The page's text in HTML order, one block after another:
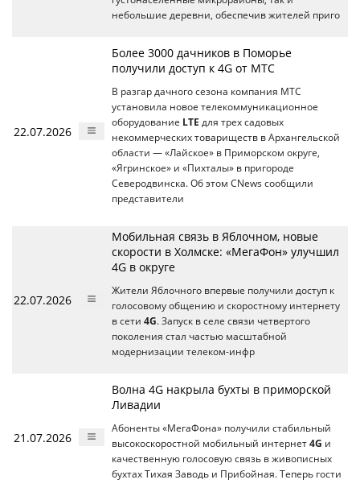
небольшие деревни, обеспечив жителей приго
22.07.2026
Более 3000 дачников в Поморье
получили доступ к 4G от МТС
В разгар дачного сезона компания МТС
установила новое телекоммуникационное
оборудование LTE для трех садовых
некоммерческих товариществ в Архангельской
области — «Лайское» в Приморском округе,
«Ягринское» и «Пихталы» в пригороде
Северодвинска. Об этом CNews сообщили
представители
22.07.2026
Мобильная связь в Яблочном, новые
скорости в Холмске: «МегаФон» улучшил
4G в округе
Жители Яблочного впервые получили доступ к
голосовому общению и скоростному интернету
в сети 4G. Запуск в селе связи четвертого
поколения стал частью масштабной
модернизации телеком-инфр
21.07.2026
Волна 4G накрыла бухты в приморской
Ливадии
Абоненты «МегаФона» получили стабильный
высокоскоростной мобильный интернет 4G и
качественную голосовую связь в живописных
бухтах Тихая Заводь и Прибойная. Теперь гости